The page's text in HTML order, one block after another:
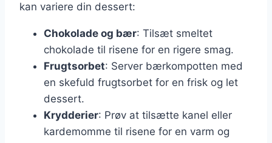
kan variere din dessert:
Chokolade og bær: Tilsæt smeltet
chokolade til risene for en rigere smag.
Frugtsorbet: Server bærkompotten med
en skefuld frugtsorbet for en frisk og let
dessert.
Krydderier: Prøv at tilsætte kanel eller
kardemomme til risene for en varm og